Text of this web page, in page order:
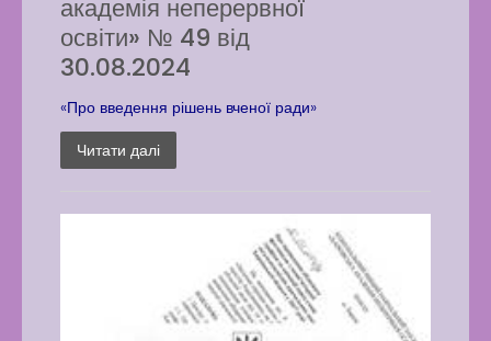
академія неперервної
освіти» № 49 від
30.08.2024
«Про введення рішень вченої ради»
Читати далі